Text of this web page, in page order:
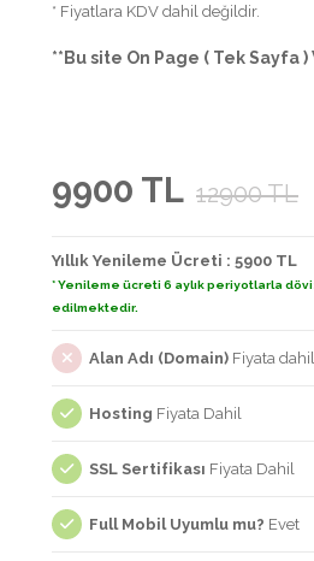
* Fiyatlara KDV dahil değildir.
**Bu site On Page ( Tek Sayfa
9900 TL 12900 TL
Yıllık Yenileme Ücreti : 5900 TL
* Yenileme ücreti 6 aylık periyotlarla
edilmektedir.
Alan Adı (Domain) Fiyata
Hosting Fiyata Dahil
SSL Sertifikası Fiyata Dahil
Full Mobil Uyumlu mu? Evet